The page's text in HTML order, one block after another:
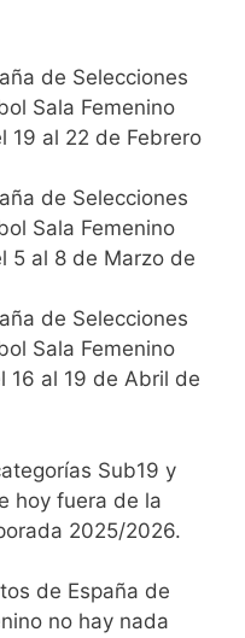
de Selecciones
Sala Femenino
19 al 22 de Febrero
de Selecciones
Sala Femenino
5 al 8 de Marzo de
de Selecciones
Sala Femenino
16 al 19 de Abril de
Sub19 y
hoy fuera de la
2025/2026.
de España de
no hay nada